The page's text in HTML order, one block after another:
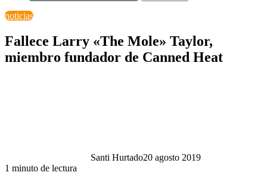
noticias
Fallece Larry «The Mole» Taylor,
miembro fundador de Canned Heat
Santi Hurtado20 agosto 2019
1 minuto de lectura